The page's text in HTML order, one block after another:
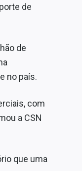
de
de
no país.
com
a CSN
que uma